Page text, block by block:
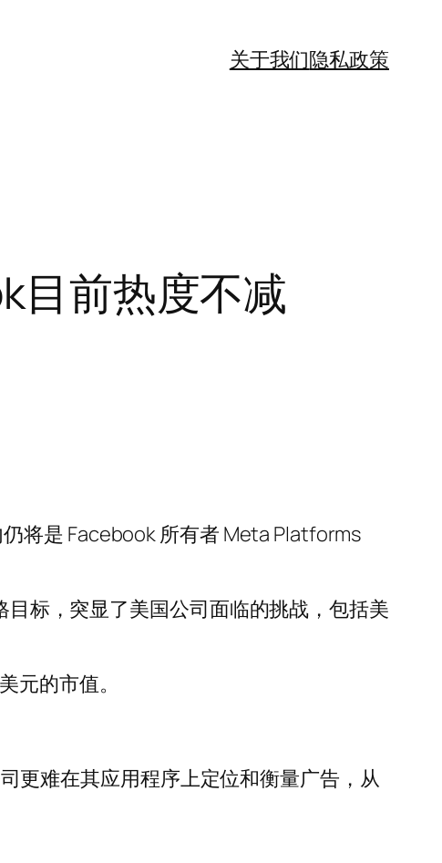
关于我们隐私政策
目前热度不减
将是 Facebook 所有者 Meta Platforms
标，突显了美国公司面临的挑战，包括美
元的市值。
更难在其应用程序上定位和衡量广告，从